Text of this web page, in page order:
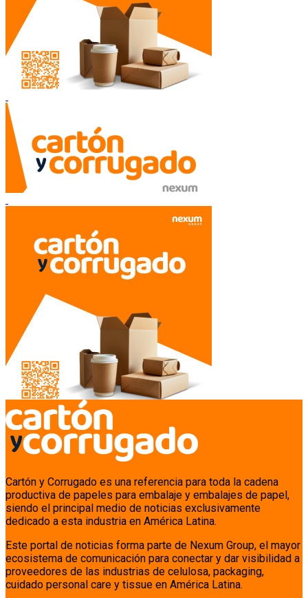
Cartón y Corrugado es una referencia para toda la cadena
productiva de papeles para embalaje y embalajes de papel,
siendo el principal medio de noticias exclusivamente
dedicado a esta industria en América Latina.
Este portal de noticias forma parte de Nexum Group, el mayor
ecosistema de comunicación para conectar y dar visibilidad a
proveedores de las industrias de celulosa, packaging,
cuidado personal care y tissue en América Latina.